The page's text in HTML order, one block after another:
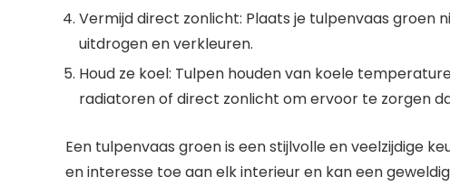
Vermijd direct zonlicht: Plaats je tulpenvaas groen
uitdrogen en verkleuren.
Houd ze koel: Tulpen houden van koele
radiatoren of direct zonlicht om ervoor te zorgen
Een tulpenvaas groen is een stijlvolle en veelzijdige
en interesse toe aan elk interieur en kan een